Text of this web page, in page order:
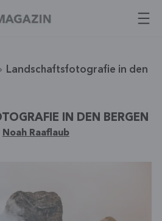
Landschaftsfotografie in den
IN DEN BERGEN
Noah Raaflaub